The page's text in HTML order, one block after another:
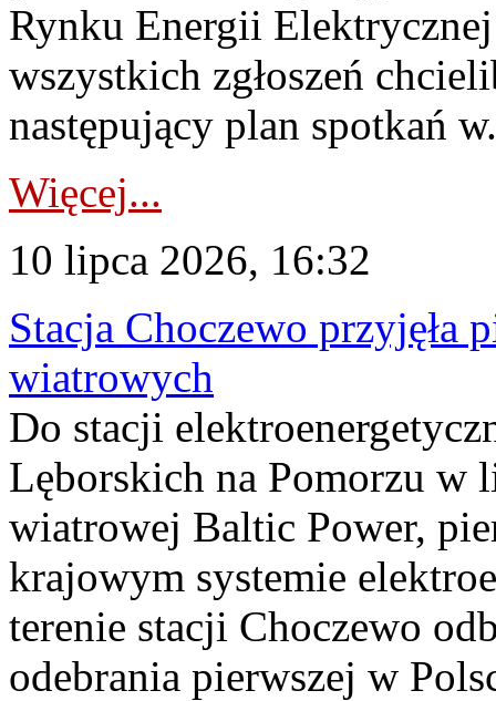
Rynku Energii
wszystkich zgłoszeń
następujący plan spotkań
Więcej...
10 lipca 2026, 16:32
Stacja Choczewo przyjęła
wiatrowych
Do stacji
Lęborskich na Pomorzu w
wiatrowej Baltic Power,
krajowym systemie
terenie stacji Choczewo
odebrania pierwszej w